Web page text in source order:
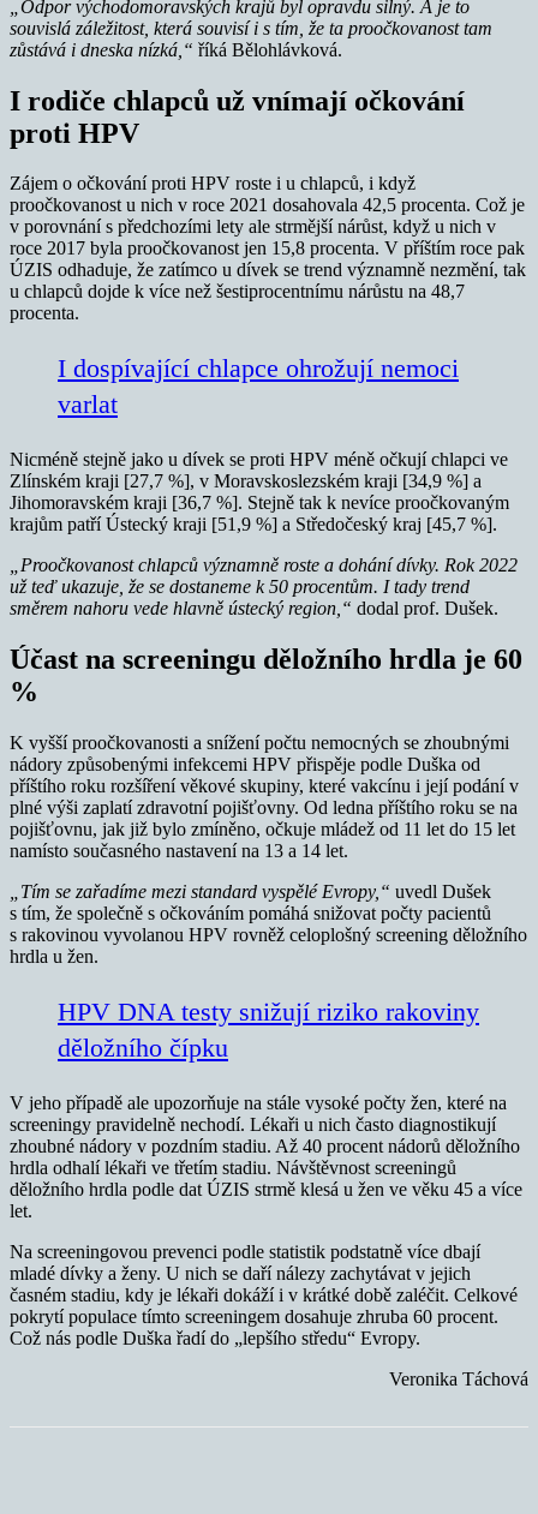
„Odpor východomoravských krajů byl opravdu silný. A je to
souvislá záležitost, která souvisí i s tím, že ta proočkovanost tam
zůstává i dneska nízká,“ říká Bělohlávková.
I rodiče chlapců už vnímají očkování
proti HPV
Zájem o očkování proti HPV roste i u chlapců, i když
proočkovanost u nich v roce 2021 dosahovala 42,5 procenta. Což je
v porovnání s předchozími lety ale strmější nárůst, když u nich v
roce 2017 byla proočkovanost jen 15,8 procenta. V příštím roce pak
ÚZIS odhaduje, že zatímco u dívek se trend významně nezmění, tak
u chlapců dojde k více než šestiprocentnímu nárůstu na 48,7
procenta.
I dospívající chlapce ohrožují nemoci
varlat
Nicméně stejně jako u dívek se proti HPV méně očkují chlapci ve
Zlínském kraji [27,7 %], v Moravskoslezském kraji [34,9 %] a
Jihomoravském kraji [36,7 %]. Stejně tak k nevíce proočkovaným
krajům patří Ústecký kraji [51,9 %] a Středočeský kraj [45,7 %].
„Proočkovanost chlapců významně roste a dohání dívky. Rok 2022
už teď ukazuje, že se dostaneme k 50 procentům. I tady trend
směrem nahoru vede hlavně ústecký region,“ dodal prof. Dušek.
Účast na screeningu děložního hrdla je 60
%
K vyšší proočkovanosti a snížení počtu nemocných se zhoubnými
nádory způsobenými infekcemi HPV přispěje podle Duška od
příštího roku rozšíření věkové skupiny, které vakcínu i její podání v
plné výši zaplatí zdravotní pojišťovny. Od ledna příštího roku se na
pojišťovnu, jak již bylo zmíněno, očkuje mládež od 11 let do 15 let
namísto současného nastavení na 13 a 14 let.
„Tím se zařadíme mezi standard vyspělé Evropy,“ uvedl Dušek
s tím, že společně s očkováním pomáhá snižovat počty pacientů
s rakovinou vyvolanou HPV rovněž celoplošný screening děložního
hrdla u žen.
HPV DNA testy snižují riziko rakoviny
děložního čípku
V jeho případě ale upozorňuje na stále vysoké počty žen, které na
screeningy pravidelně nechodí. Lékaři u nich často diagnostikují
zhoubné nádory v pozdním stadiu. Až 40 procent nádorů děložního
hrdla odhalí lékaři ve třetím stadiu. Návštěvnost screeningů
děložního hrdla podle dat ÚZIS strmě klesá u žen ve věku 45 a více
let.
Na screeningovou prevenci podle statistik podstatně více dbají
mladé dívky a ženy. U nich se daří nálezy zachytávat v jejich
časném stadiu, kdy je lékaři dokáží i v krátké době zaléčit. Celkové
pokrytí populace tímto screeningem dosahuje zhruba 60 procent.
Což nás podle Duška řadí do „lepšího středu“ Evropy.
Veronika Táchová